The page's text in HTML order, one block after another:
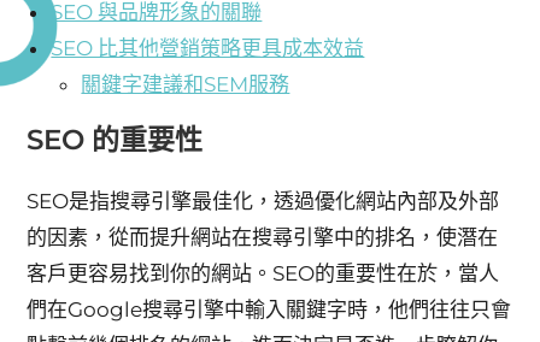
SEO 與品牌形象的關聯
SEO 比其他營銷策略更具成本效益
關鍵字建議和SEM服務
SEO 的重要性
SEO是指搜尋引擎最佳化，透過優化網站內部及外部
的因素，從而提升網站在搜尋引擎中的排名，使潛在
客戶更容易找到你的網站。SEO的重要性在於，當人
們在Google搜尋引擎中輸入關鍵字時，他們往往只會